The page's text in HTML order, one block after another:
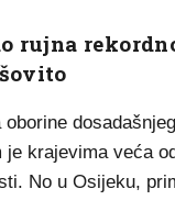
rujna
je krajevima veća
No u Osijeku,